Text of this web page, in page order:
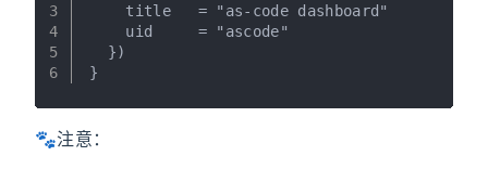
3
4
5
6
    title   = "as-code dashboard"
    uid     = "ascode"
  })
}
🐾注意：